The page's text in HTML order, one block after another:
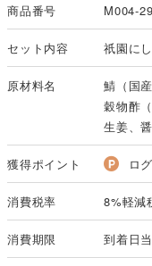
商品番号 M004-
セット内容 祇園に
原材料名
鯖（国
穀物酢
生姜、
獲得ポイント ロ
消費税率 8%軽減
消費期限 到着日